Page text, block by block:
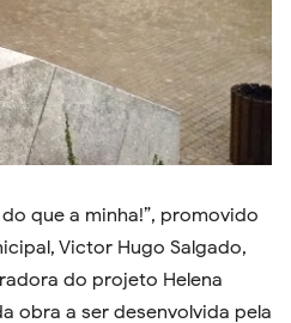
que a minha!”, promovido
Victor Hugo Salgado,
do projeto Helena
obra a ser desenvolvida pela